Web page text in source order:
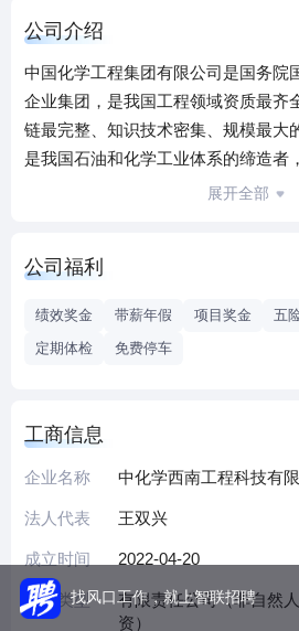
公司介绍
中国化学工程集团有限公司是国务院
企业集团，是我国工程领域资质最齐
链最完整、知识技术密集、规模最大
是我国石油和化学工业体系的缔造者
改革的先行者，是共建“一带一路”的
力、市政等工程领域。正在致力于打
1995年以来连续被美国权威刊物《工
中化学西南工程科技有限公司是中国
的全资子公司，是中国化学在西南区
资本3亿元。公司及所属单位拥有建
承包一级资质，工程设计环境工程专
专业承包二级资质。公司聚焦基础设
资等领域，主动服务西部大开发、长
展开全部
公司福利
绩效奖金 带薪年假 项目奖金 五
定期体检
免费停车
工商信息
企业名称 中化学西南工程科技有
法人代表 王双兴
成立时间 2022-04-20
企业类型
有限责任公司（非自然
资）
找风口工作，就上智联招聘